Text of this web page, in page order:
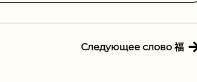
Следующее слово 福